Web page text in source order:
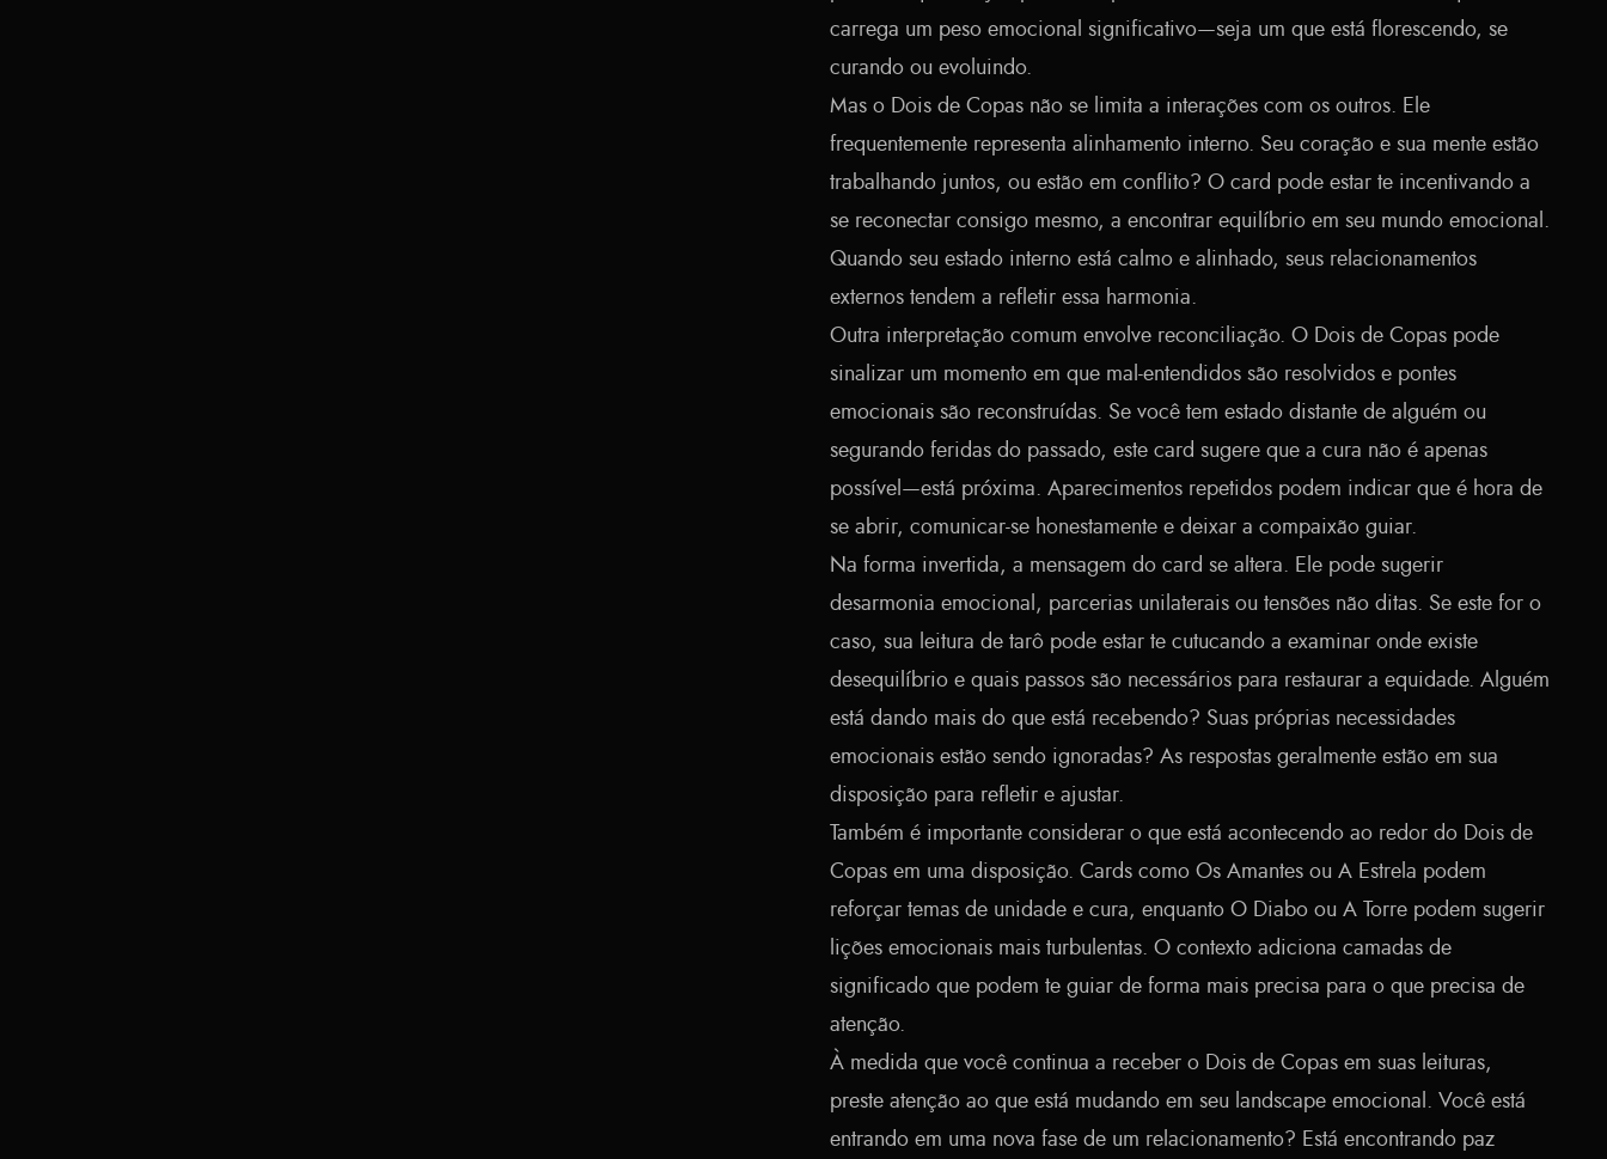
carrega um peso emocional significativo—seja um que está florescendo, se
curando ou evoluindo.
Mas o Dois de Copas não se limita a interações com os outros. Ele
frequentemente representa alinhamento interno. Seu coração e sua mente estão
trabalhando juntos, ou estão em conflito? O card pode estar te incentivando a
se reconectar consigo mesmo, a encontrar equilíbrio em seu mundo emocional.
Quando seu estado interno está calmo e alinhado, seus relacionamentos
externos tendem a refletir essa harmonia.
Outra interpretação comum envolve reconciliação. O Dois de Copas pode
sinalizar um momento em que mal-entendidos são resolvidos e pontes
emocionais são reconstruídas. Se você tem estado distante de alguém ou
segurando feridas do passado, este card sugere que a cura não é apenas
possível—está próxima. Aparecimentos repetidos podem indicar que é hora de
se abrir, comunicar-se honestamente e deixar a compaixão guiar.
Na forma invertida, a mensagem do card se altera. Ele pode sugerir
desarmonia emocional, parcerias unilaterais ou tensões não ditas. Se este for o
caso, sua leitura de tarô pode estar te cutucando a examinar onde existe
desequilíbrio e quais passos são necessários para restaurar a equidade. Alguém
está dando mais do que está recebendo? Suas próprias necessidades
emocionais estão sendo ignoradas? As respostas geralmente estão em sua
disposição para refletir e ajustar.
Também é importante considerar o que está acontecendo ao redor do Dois de
Copas em uma disposição. Cards como Os Amantes ou A Estrela podem
reforçar temas de unidade e cura, enquanto O Diabo ou A Torre podem sugerir
lições emocionais mais turbulentas. O contexto adiciona camadas de
significado que podem te guiar de forma mais precisa para o que precisa de
atenção.
À medida que você continua a receber o Dois de Copas em suas leituras,
preste atenção ao que está mudando em seu landscape emocional. Você está
entrando em uma nova fase de um relacionamento? Está encontrando paz